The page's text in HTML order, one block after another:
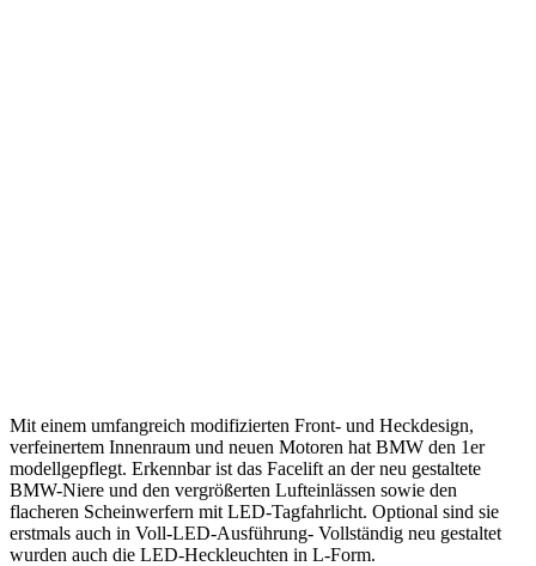
Mit einem umfangreich modifizierten Front- und Heckdesign,
verfeinertem Innenraum und neuen Motoren hat BMW den 1er
modellgepflegt. Erkennbar ist das Facelift an der neu gestaltete
BMW-Niere und den vergrößerten Lufteinlässen sowie den
flacheren Scheinwerfern mit LED-Tagfahrlicht. Optional sind sie
erstmals auch in Voll-LED-Ausführung- Vollständig neu gestaltet
wurden auch die LED-Heckleuchten in L-Form.